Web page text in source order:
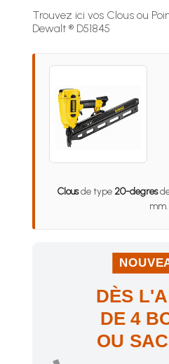
Trouvez ici vos Clous ou
Dewalt ® D51845
Clousde type 20-degres
mm.
NOUVEAU !
DÈS
DE 4
OU